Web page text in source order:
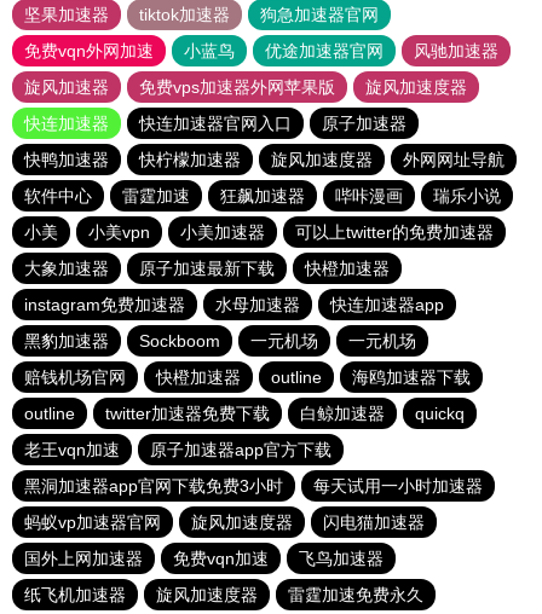
坚果加速器
tiktok加速器
狗急加速器官网
免费vqn外网加速
小蓝鸟 优途加速器官网
风驰加速器
旋风加速器
免费vps加速器外网苹果版
旋风加速度器
快连加速器
快连加速器官网入口
原子加速器
快鸭加速器
快柠檬加速器 旋风加速度器
外网网址导航
软件中心
雷霆加速 狂飙加速器 哔咔漫画
瑞乐小说
小美
小美vpn 小美加速器
可以上twitter的免费加速器
大象加速器
原子加速最新下载
快橙加速器
instagram免费加速器
水母加速器
快连加速器app
黑豹加速器
Sockboom 一元机场
一元机场
赔钱机场官网
快橙加速器 outline
海鸥加速器下载
outline
twitter加速器免费下载 白鲸加速器
quickq
老王vqn加速
原子加速器app官方下载
黑洞加速器app官网下载免费3小时
每天试用一小时加速器
蚂蚁vp加速器官网
旋风加速度器
闪电猫加速器
国外上网加速器
免费vqn加速
飞鸟加速器
纸飞机加速器
旋风加速度器 雷霆加速免费永久